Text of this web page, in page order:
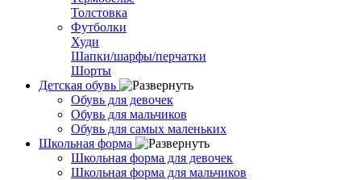
Толстовка
Футболки
Худи
Шапки/шарфы/перчатки
Шорты
Детская обувь
Обувь для девочек
Обувь для мальчиков
Обувь для самых маленьких
Школьная форма
Школьная форма для девочек
Школьная форма для мальчиков